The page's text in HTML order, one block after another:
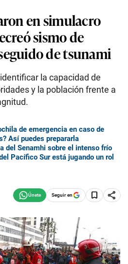
en simulacro
sismo de
de tsunami
la capacidad de
y la población frente a
de emergencia en caso de
Así puedes prepararla
del Senamhi sobre el intenso frío
Pacífico Sur está jugando un rol
Seguir en